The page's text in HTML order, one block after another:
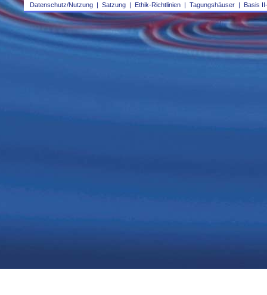
Datenschutz/Nutzung | Satzung | Ethik-Richtlinien | Tagungshäuser | Basis